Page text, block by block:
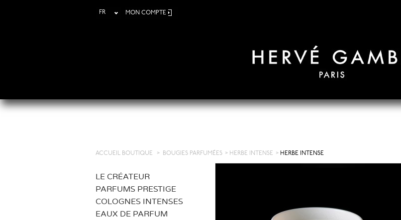
FR MON COMPTE
ACCUEIL BOUTIQUE > BOUGIES PARFUMÉES > HERBE INTENSE > HERBE INTENSE
LE CRÉATEUR
PARFUMS PRESTIGE
COLOGNES INTENSES
EAUX DE PARFUM